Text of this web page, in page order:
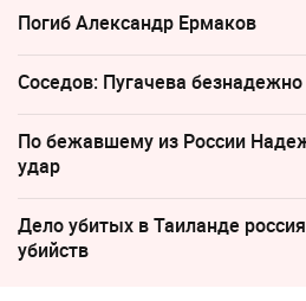
Погиб Александр Ермаков
Соседов: Пугачева безнадежно
По бежавшему из России
удар
Дело убитых в Таиланде
убийств